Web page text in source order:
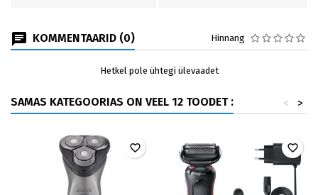
KOMMENTAARID (0) Hinnang
Hetkel pole ühtegi ülevaadet
SAMAS KATEGOORIAS ON VEEL 12 TOODET : >
<
favorite_border favorite_border